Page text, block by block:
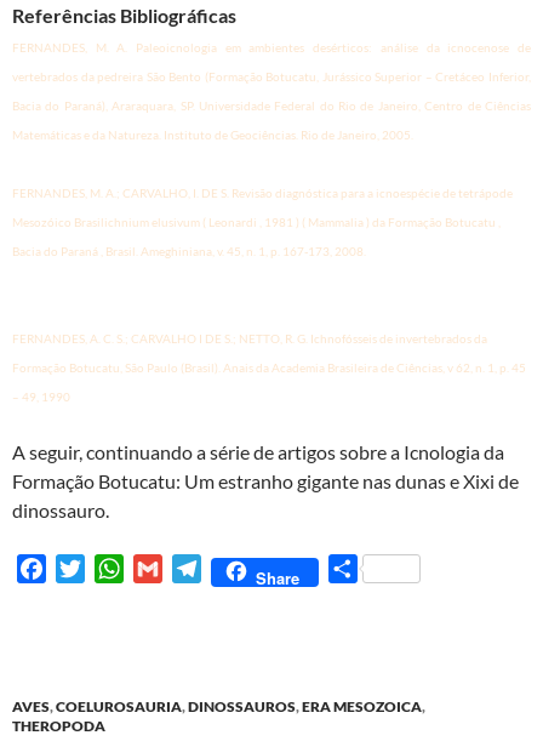
Referências Bibliográficas
FERNANDES, M. A. Paleoicnologia em ambientes desérticos: análise da icnocenose de
vertebrados da pedreira São Bento (Formação Botucatu, Jurássico Superior – Cretáceo Inferior,
Bacia do Paraná), Araraquara, SP. Universidade Federal do Rio de Janeiro, Centro de Ciências
Matemáticas e da Natureza. Instituto de Geociências. Rio de Janeiro, 2005.
FERNANDES, M. A.; CARVALHO, I. DE S. Revisão diagnóstica para a icnoespécie de tetrápode
Mesozóico Brasilichnium elusivum ( Leonardi , 1981 ) ( Mammalia ) da Formação Botucatu ,
Bacia do Paraná , Brasil. Ameghiniana, v. 45, n. 1, p. 167-173, 2008.
FERNANDES, A. C. S.; CARVALHO I DE S.; NETTO, R. G. Ichnofósseis de invertebrados da
Formação Botucatu, São Paulo (Brasil). Anais da Academia Brasileira de Ciências, v 62, n. 1, p. 45
– 49, 1990
A seguir, continuando a série de artigos sobre a Icnologia da
Formação Botucatu: Um estranho gigante nas dunas e Xixi de
dinossauro.
o
e
W
A
G
T
r
Share
S
AVES,COELUROSAURIA,DINOSSAUROS,ERA MESOZOICA,
THEROPODA